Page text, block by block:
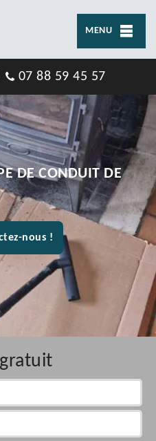
MENU
07 88 59 45 57
DE CONDUIT DE
nous !